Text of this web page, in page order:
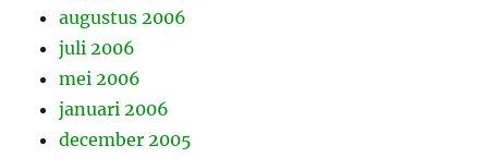
augustus 2006
juli 2006
mei 2006
januari 2006
december 2005